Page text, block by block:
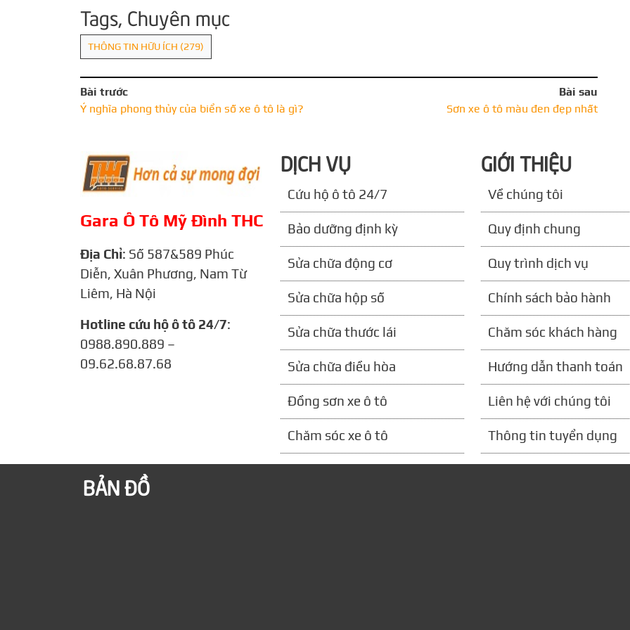
Tags, Chuyên mục
THÔNG TIN HỮU ÍCH (279)
Bài trước
Ý nghĩa phong thủy của biển số xe ô tô là gì?
Bài sau
Sơn xe ô tô màu đen đẹp nhất
Gara Ô Tô Mỹ Đình THC
Địa Chỉ: Số 587&589 Phúc
Diễn, Xuân Phương, Nam Từ
Liêm, Hà Nội
Hotline cứu hộ ô tô 24/7:
0988.890.889 –
09.62.68.87.68
DỊCH VỤ
Cứu hộ ô tô 24/7
Bảo dưỡng định kỳ
Sửa chữa động cơ
Sửa chữa hộp số
Sửa chữa thước lái
Sửa chữa điều hòa
Đồng sơn xe ô tô
Chăm sóc xe ô tô
GIỚI THIỆU
Về chúng tôi
Quy định chung
Quy trình dịch vụ
Chính sách bảo hành
Chăm sóc khách hàng
Hướng dẫn thanh toán
Liên hệ với chúng tôi
Thông tin tuyển dụng
BẢN ĐỒ